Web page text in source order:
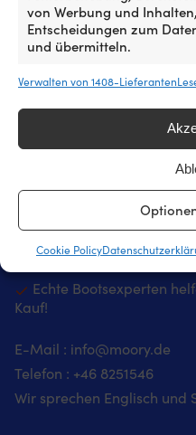
von Werbung und
Entscheidungen zum
und übermitteln.
Verwalten von 1408-Lieferanten
Cookie Policy
Schwedens größter Shop
25 000 Bootszubehör
Sehr zufriedene
Bestellungen vor 12:30
Lieferung in 2 Tagen
Echte Bootsexperten
Kauf!
E-Mail : info@moory.de
Telefon : +46 8251546
Wir sprechen Englisch und